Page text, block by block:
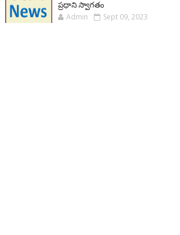
ప్రధాని స్వాగతం
Admin Sept 09, 2023